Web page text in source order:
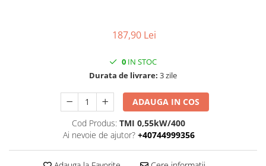
187,90 Lei
0 IN STOC
Durata de livrare: 3 zile
ADAUGA IN COS
Cod Produs: TMI 0,55kW/400
Ai nevoie de ajutor? +40744999356